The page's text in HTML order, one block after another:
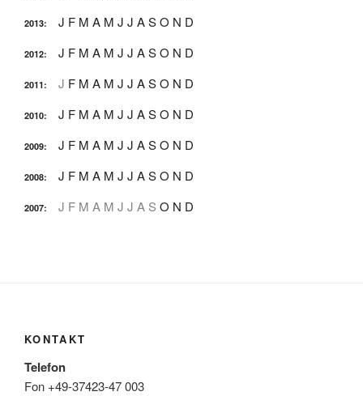
2013: J F M A M J J ASO N D
2012: J F M A M J J ASO N D
2011: J F M A M J J ASO N D
2010: J F M A M J J ASO N D
2009: J F M A M J J ASO N D
2008: J F M A M J J ASO N D
2007: J F M A M J J A S O N D
KONTAKT
Telefon
Fon +49-37423-47 003